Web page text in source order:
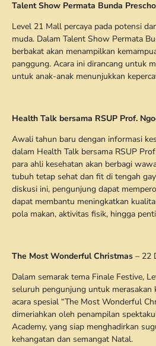
Talent Show Permata Bunda
Level 21 Mall percaya pada potensi
muda. Dalam Talent Show Permata
berbakat akan menampilkan
panggung. Acara ini dirancang untuk
untuk anak-anak menunjukkan
Health Talk bersama RSUP Prof.
Awali tahun baru dengan informasi
dalam Health Talk bersama RSUP
para ahli kesehatan akan berbagi
tubuh tetap sehat dan fit di tengah
diskusi ini, pengunjung dapat
dapat membantu meningkatkan
pola makan, aktivitas fisik, hingga
The Most Wonderful Christmas – 22
Dalam semarak tema Finale Festive,
seluruh pengunjung untuk merasakan
acara spesial “The Most Wonderful
dimeriahkan oleh penampilan
Academy, yang siap menghadirkan
kehangatan dan semangat Natal.